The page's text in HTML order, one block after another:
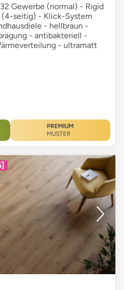
Gewerbe (normal) - Rigid
(4-seitig) - Klick-System
- hellbraun -
- antibakteriell -
- ultramatt
PREMIUM
MUSTER